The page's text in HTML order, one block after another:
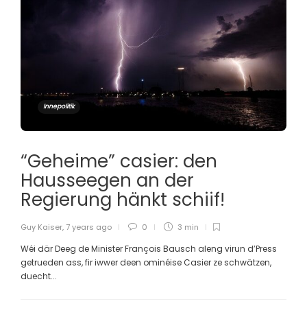
Innepolitik
“Geheime” casier: den
Hausseegen an der
Regierung hänkt schiif!
Guy Kaiser, 7 years ago 0 3 min
Wéi där Deeg de Minister François Bausch aleng virun d’Press
getrueden ass, fir iwwer deen ominéise Casier ze schwätzen,
duecht...